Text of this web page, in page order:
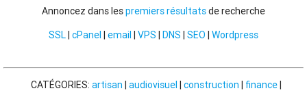
Annoncez dans lespremiers résultatsde recherche
SSL| cPanel | email | VPS | DNS | SEO | Wordpress
CATÉGORIES: artisan | audiovisuel | construction | finance|